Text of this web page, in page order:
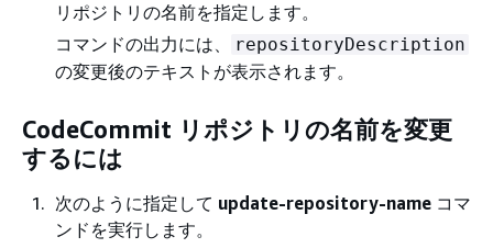
リポジトリの名前を指定します。
コマンドの出力には、
repositoryDescription
の変更後のテキストが表示されます。
CodeCommit リポジトリの名前を変更
するには
次のように指定して update-repository-name コマ
ンドを実行します。